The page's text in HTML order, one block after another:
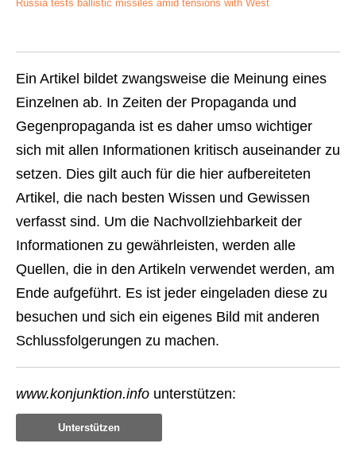
Russia tests ballistic missiles amid tensions with West
Ein Artikel bildet zwangsweise die Meinung eines
Einzelnen ab. In Zeiten der Propaganda und
Gegenpropaganda ist es daher umso wichtiger
sich mit allen Informationen kritisch auseinander zu
setzen. Dies gilt auch für die hier aufbereiteten
Artikel, die nach besten Wissen und Gewissen
verfasst sind. Um die Nachvollziehbarkeit der
Informationen zu gewährleisten, werden alle
Quellen, die in den Artikeln verwendet werden, am
Ende aufgeführt. Es ist jeder eingeladen diese zu
besuchen und sich ein eigenes Bild mit anderen
Schlussfolgerungen zu machen.
www.konjunktion.info unterstützen:
Unterstützen